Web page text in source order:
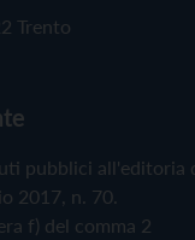
Trento
pubblici all'editoria
2017, n. 70.
f) del comma 2